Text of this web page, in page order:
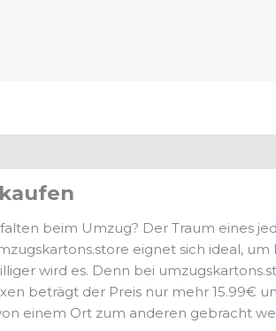
beim Umzug? Der Traum eines
eignet sich ideal,
wird es. Denn bei
beträgt der Preis nur mehr 15.99€
einem Ort zum anderen gebracht